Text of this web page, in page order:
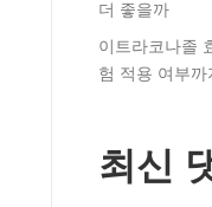
더 좋을까
이트라코나졸
험 적용 여부까
최신